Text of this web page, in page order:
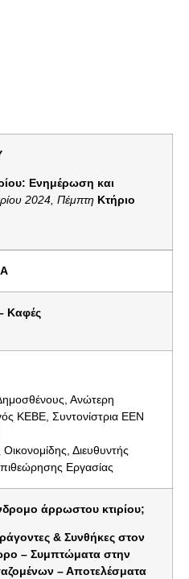
Ενημέρωση και
2024, Πέμπτη Κτήριο
Καφές
Ανώτερη
ΚΕΒΕ, Συντονίστρια ΕΕΝ
Οικονομίδης, Διευθυντής
Εργασίας
άρρωστου κτιρίου;
& Συνθήκες στον
– Συμπτώματα στην
– Αποτελέσματα